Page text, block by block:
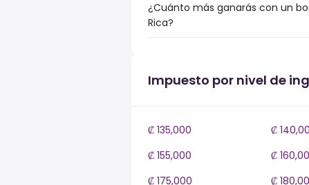
¿Cuánto más ganarás con un
Rica?
Impuesto por nivel de
₡ 135,000 ₡
₡ 155,000
₡
₡ 175,000
₡